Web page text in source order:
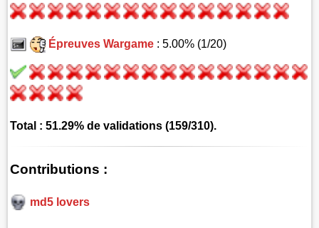
Épreuves Wargame: 5.00% (1/20)
Total : 51.29% de validations (159/310).
Contributions :
md5 lovers